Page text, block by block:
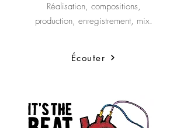
Réalisation, compositions,
production, enregistrement, mix.
Écouter